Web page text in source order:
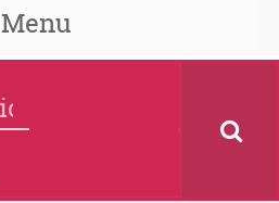
Menu